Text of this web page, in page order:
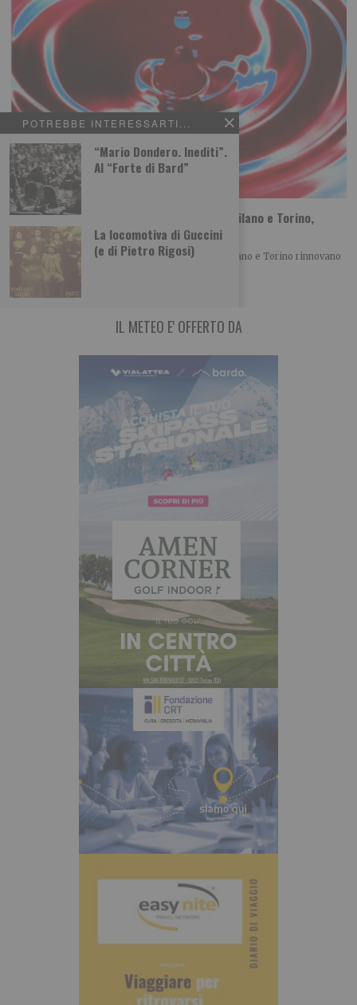
POTREBBE INTERESSARTI...
“Mario Dondero. Inediti”.
Al “Forte di Bard”
La locomotiva di Guccini
(e di Pietro Rigosi)
Sta per tornare MITO SettembreMusica: Milano e Torino,
vent’anni di musica insieme
Con la XX edizione di MITO SettembreMusica, Milano e Torino rinnovano
un patto culturale che, anno
IL METEO E' OFFERTO DA